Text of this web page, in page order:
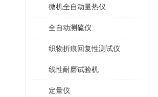
微机全自动量热仪
全自动测硫仪
织物折痕回复性测试仪
线性耐磨试验机
定量仪